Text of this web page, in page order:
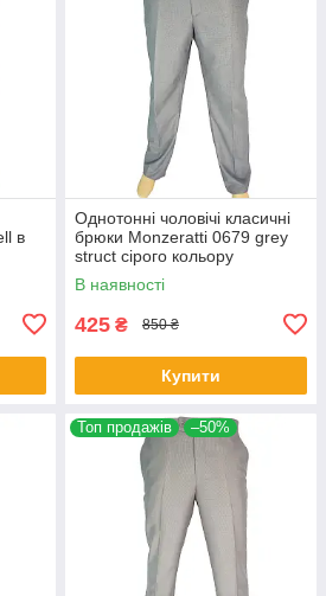
в
Однотонні чоловічі класичні
брюки Monzeratti 0679 grey
struct сірого кольору
В наявності
425 ₴ 850 ₴
Купити
Топ продажів –50%